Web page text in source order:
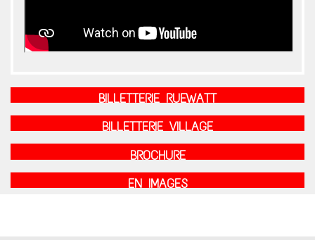
BILLETTERIE RUEWATT
BILLETTERIE VILLAGE
BROCHURE
EN IMAGES